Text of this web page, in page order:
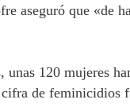
aseguró que «de
120 mujeres
de feminicidios